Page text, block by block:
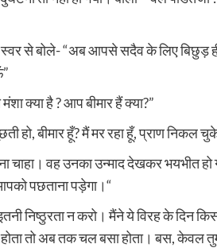
से बोले- “अब आपसे सदैव के लिए बिछुड़
क्या है ? आप बीमार हैं क्या?”
हो, बीमार हूँ? मैं मर रहा हूँ, प्राण निकल
वह उनका उन्माद देखकर भयभीत
पछताना पड़ेगा।“
न करो। मैंने ये विरह के दिन किस
तो अब तक चल बसा होता। बस, केवल